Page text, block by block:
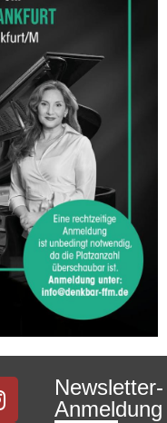
Newsletter-
Anmeldung